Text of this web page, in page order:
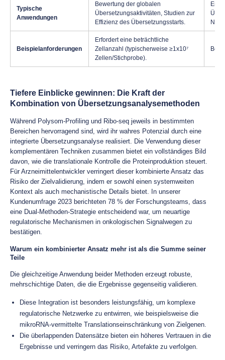
Typische
Anwendungen
Bewertung der globalen
Übersetzungsaktivitäten, Studien zur
Effizienz des Übersetzungsstarts.
Beispielanforderungen
Erfordert eine beträchtliche
Zellanzahl (typischerweise ≥1x10⁷
Zellen/Stichprobe).
Tiefere Einblicke gewinnen: Die Kraft der
Kombination von Übersetzungsanalysemethoden
Während Polysom-Profiling und Ribo-seq jeweils in bestimmten
Bereichen hervorragend sind, wird ihr wahres Potenzial durch eine
integrierte Übersetzungsanalyse realisiert. Die Verwendung dieser
komplementären Techniken zusammen bietet ein vollständiges Bild
davon, wie die translationale Kontrolle die Proteinproduktion steuert.
Für Arzneimittelentwickler verringert dieser kombinierte Ansatz das
Risiko der Zielvalidierung, indem er sowohl einen systemweiten
Kontext als auch mechanistische Details bietet. In unserer
Kundenumfrage 2023 berichteten 78 % der Forschungsteams, dass
eine Dual-Methoden-Strategie entscheidend war, um neuartige
regulatorische Mechanismen in onkologischen Signalwegen zu
bestätigen.
Warum ein kombinierter Ansatz mehr ist als die Summe seiner
Teile
Die gleichzeitige Anwendung beider Methoden erzeugt robuste,
mehrschichtige Daten, die die Ergebnisse gegenseitig validieren.
Diese Integration ist besonders leistungsfähig, um komplexe
regulatorische Netzwerke zu entwirren, wie beispielsweise die
mikroRNA-vermittelte Translationseinschränkung von Zielgenen.
Die überlappenden Datensätze bieten ein höheres Vertrauen in die
Ergebnisse und verringern das Risiko, Artefakte zu verfolgen.